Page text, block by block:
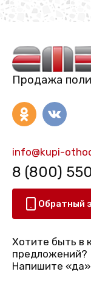
Продажа
info@kupi-
8 (800)
Обратный
Хотите быть в
предложений?
Напишите «да»